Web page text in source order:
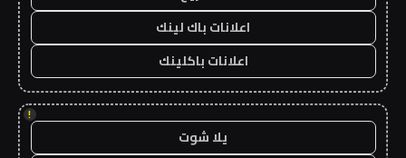
اعلانات باك لينك
اعلانات باكلينك
!
يلا شوت